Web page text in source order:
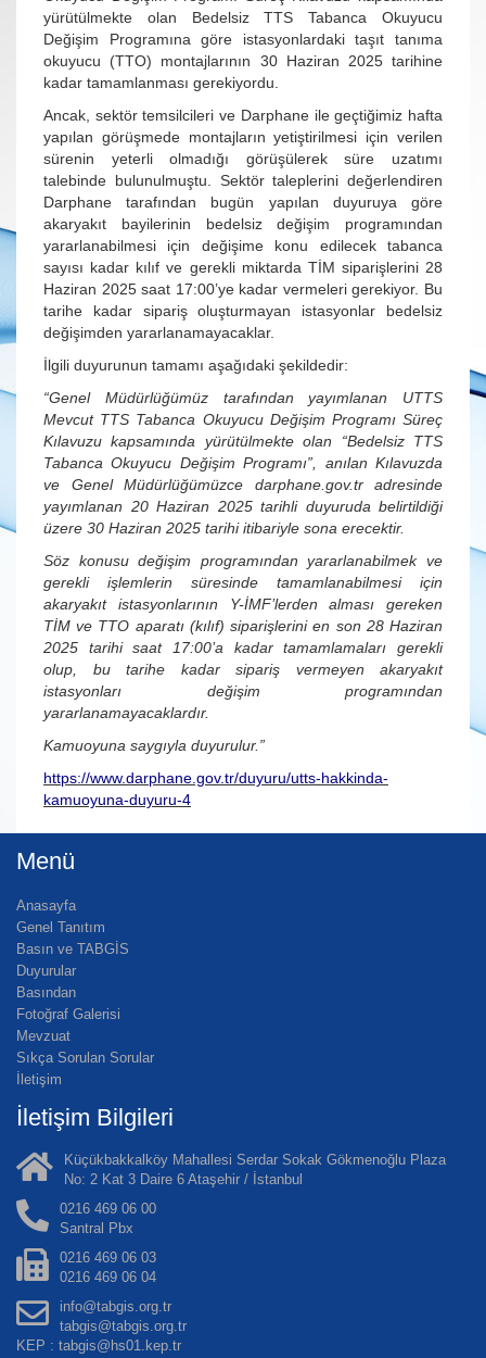
yürütülmekte olan Bedelsiz TTS Tabanca Okuyucu
Değişim Programına göre istasyonlardaki taşıt tanıma
okuyucu (TTO) montajlarının 30 Haziran 2025 tarihine
kadar tamamlanması gerekiyordu.
Ancak, sektör temsilcileri ve Darphane ile geçtiğimiz hafta
yapılan görüşmede montajların yetiştirilmesi için verilen
sürenin yeterli olmadığı görüşülerek süre uzatımı
talebinde bulunulmuştu. Sektör taleplerini değerlendiren
Darphane tarafından bugün yapılan duyuruya göre
akaryakıt bayilerinin bedelsiz değişim programından
yararlanabilmesi için değişime konu edilecek tabanca
sayısı kadar kılıf ve gerekli miktarda TİM siparişlerini 28
Haziran 2025 saat 17:00’ye kadar vermeleri gerekiyor. Bu
tarihe kadar sipariş oluşturmayan istasyonlar bedelsiz
değişimden yararlanamayacaklar.
İlgili duyurunun tamamı aşağıdaki şekildedir:
“Genel Müdürlüğümüz tarafından yayımlanan UTTS
Mevcut TTS Tabanca Okuyucu Değişim Programı Süreç
Kılavuzu kapsamında yürütülmekte olan “Bedelsiz TTS
Tabanca Okuyucu Değişim Programı”, anılan Kılavuzda
ve Genel Müdürlüğümüzce darphane.gov.tr adresinde
yayımlanan 20 Haziran 2025 tarihli duyuruda belirtildiği
üzere 30 Haziran 2025 tarihi itibariyle sona erecektir.
Söz konusu değişim programından yararlanabilmek ve
gerekli işlemlerin süresinde tamamlanabilmesi için
akaryakıt istasyonlarının Y-İMF’lerden alması gereken
TİM ve TTO aparatı (kılıf) siparişlerini en son 28 Haziran
2025 tarihi saat 17:00’a kadar tamamlamaları gerekli
olup, bu tarihe kadar sipariş vermeyen akaryakıt
istasyonları değişim programından
yararlanamayacaklardır.
Kamuoyuna saygıyla duyurulur.”
https://www.darphane.gov.tr/duyuru/utts-hakkinda-
kamuoyuna-duyuru-4
Menü
Anasayfa
Genel Tanıtım
Basın ve TABGİS
Duyurular
Basından
Fotoğraf Galerisi
Mevzuat
Sıkça Sorulan Sorular
İletişim
İletişim Bilgileri
Küçükbakkalköy Mahallesi Serdar Sokak Gökmenoğlu Plaza
No: 2 Kat 3 Daire 6 Ataşehir / İstanbul
0216 469 06 00
Santral Pbx
0216 469 06 03
0216 469 06 04
info@tabgis.org.tr
tabgis@tabgis.org.tr
KEP : tabgis@hs01.kep.tr